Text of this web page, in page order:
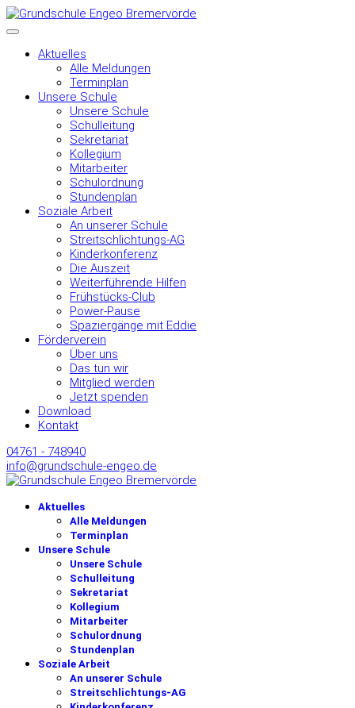
Aktuelles
Alle Meldungen
Terminplan
Unsere Schule
Unsere Schule
Schulleitung
Sekretariat
Kollegium
Mitarbeiter
Schulordnung
Stundenplan
Soziale Arbeit
An unserer Schule
Streitschlichtungs-AG
Kinderkonferenz
Die Auszeit
Weiterführende Hilfen
Frühstücks-Club
Power-Pause
Spaziergänge mit Eddie
Förderverein
Über uns
Das tun wir
Mitglied werden
Jetzt spenden
Download
Kontakt
04761 - 748940
info@grundschule-engeo.de
Aktuelles
Alle Meldungen
Terminplan
Unsere Schule
Unsere Schule
Schulleitung
Sekretariat
Kollegium
Mitarbeiter
Schulordnung
Stundenplan
Soziale Arbeit
An unserer Schule
Streitschlichtungs-AG